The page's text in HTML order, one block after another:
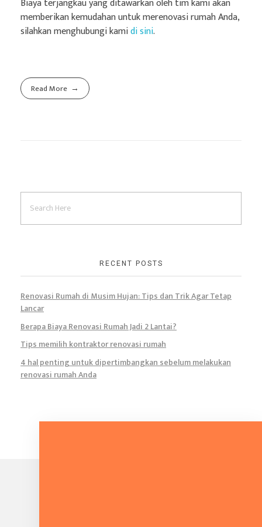
Biaya terjangkau yang ditawarkan oleh tim kami akan
memberikan kemudahan untuk merenovasi rumah Anda,
silahkan menghubungi kamidi sini.
Read More
RECENT POSTS
Renovasi Rumah di Musim Hujan: Tips dan Trik Agar Tetap
Lancar
Berapa Biaya Renovasi Rumah Jadi 2 Lantai?
Tips memilih kontraktor renovasi rumah
4 hal penting untuk dipertimbangkan sebelum melakukan
renovasi rumah Anda